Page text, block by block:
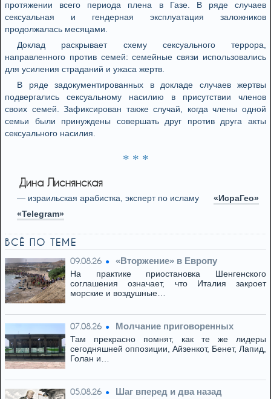
протяжении всего периода плена в Газе. В ряде случаев
сексуальная и гендерная эксплуатация заложников
продолжалась месяцами.
Доклад раскрывает схему сексуального террора,
направленного против семей: семейные связи использовались
для усиления страданий и ужаса жертв.
В ряде задокументированных в докладе случаев жертвы
подвергались сексуальному насилию в присутствии членов
своих семей. Зафиксирован также случай, когда члены одной
семьи были принуждены совершать друг против друга акты
сексуального насилия.
* * *
Дина Лиснянская
— израильская арабистка, эксперт по исламу
«ИсраГео»
«Telegram»
ВСЁ ПО ТЕМЕ
09.08.26 «Вторжение» в Европу
На практике приостановка Шенгенского
соглашения означает, что Италия закроет
морские и воздушные…
07.08.26 Молчание приговоренных
Там прекрасно помнят, как те же лидеры
сегодняшней оппозиции, Айзенкот, Бенет, Лапид,
Голан и…
05.08.26 Шаг вперед и два назад